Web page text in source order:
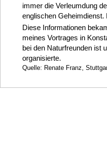
immer die Verleumdung
englischen Geheimdienst.
Diese Informationen
meines Vortrages in
bei den Naturfreunden ist
organisierte.
Quelle: Renate Franz,